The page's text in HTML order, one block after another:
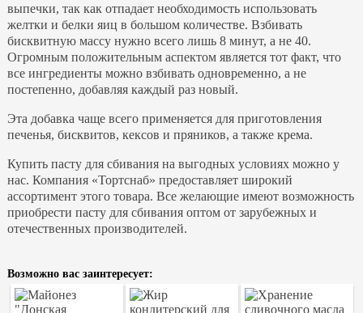
выпечки, так как отпадает необходимость использовать
желтки и белки яиц в большом количестве. Взбивать
бисквитную массу нужно всего лишь 8 минут, а не 40.
Огромным положительным аспектом является тот факт, что
все ингредиенты можно взбивать одновременно, а не
постепенно, добавляя каждый раз новый.
Эта добавка чаще всего применяется для приготовления
печенья, бисквитов, кексов и пряников, а также крема.
Купить пасту для сбивания на выгодных условиях можно у
нас. Компания «Тортснаб» предоставляет широкий
ассортимент этого товара. Все желающие имеют возможность
приобрести пасту для сбивания оптом от зарубежных и
отечественных производителей.
Возможно вас заинтересует: